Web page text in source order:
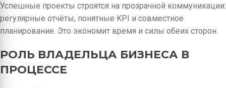
Успешные проекты строятся на прозрачной коммуникации:
регулярные отчёты, понятные KPI и совместное
планирование. Это экономит время и силы обеих сторон.
РОЛЬ ВЛАДЕЛЬЦА БИЗНЕСА В
ПРОЦЕССЕ